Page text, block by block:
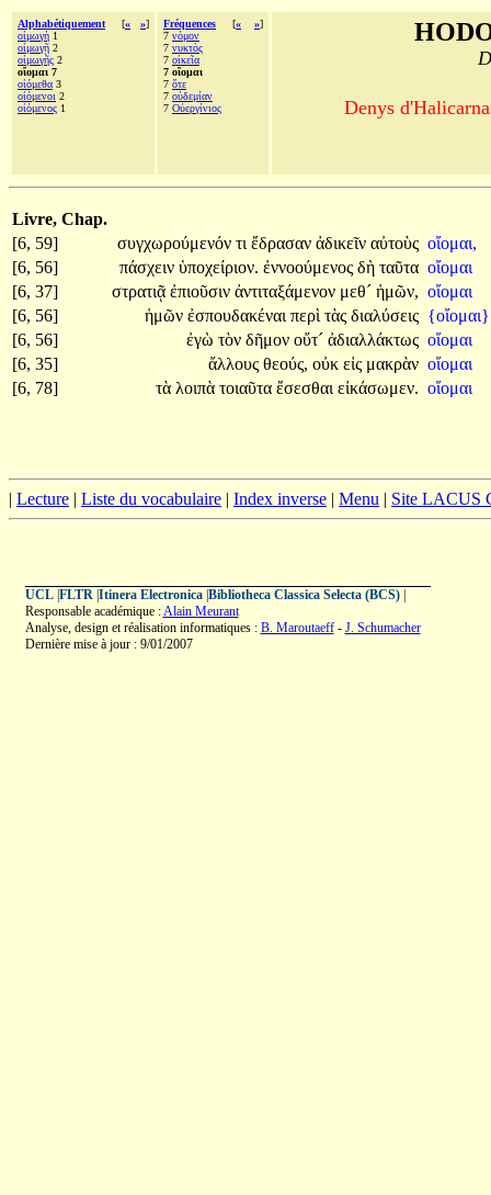
Alphabétiquement [« »]
οἰμωγὴ 1
οἰμωγῇ 2
οἰμωγῆς 2
οἴομαι 7
οἰόμεθα 3
οἰόμενοι 2
οἰόμενος 1
Fréquences [« »]
7 νόμον
7 νυκτὸς
7 οἰκεῖα
7 οἴομαι
7 ὅτε
7 οὐδεμίαν
7 Οὐεργίνιος Denys
Livre, Chap.
[6, 59]
συγχωρούμενόν τι ἔδρασαν ἀδικεῖν αὐτοὺς οἴομαι,
[6, 56]
πάσχειν ὑποχείριον. ἐννοούμενος δὴ ταῦτα οἴομαι
[6, 37]
στρατιᾷ ἐπιοῦσιν ἀντιταξάμενον μεθ´ ἡμῶν, οἴομαι
[6, 56]
ἡμῶν ἐσπουδακέναι περὶ τὰς διαλύσεις {οἴομαι}
[6, 56]
ἐγὼ τὸν δῆμον οὔτ´ ἀδιαλλάκτως οἴομαι
[6, 35]
ἄλλους θεούς, οὐκ εἰς μακρὰν οἴομαι
[6, 78]
τὰ λοιπὰ τοιαῦτα ἔσεσθαι εἰκάσωμεν. οἴομαι
| Lecture | Liste du vocabulaire | Index inverse | Menu | Site LACUS
UCL| FLTR| Itinera Electronica| Bibliotheca Classica Selecta (BCS)|
Responsable académique :Alain Meurant
Analyse, design et réalisation informatiques : B. Maroutaeff- J. Schumacher
Dernière mise à jour : 9/01/2007